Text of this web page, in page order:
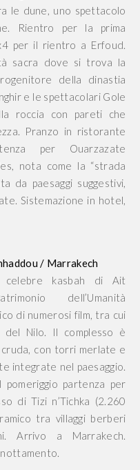
le dune, uno spettacolo
Rientro per la prima
per il rientro a Erfoud.
sacra dove si trova la
della dinastia
e le spettacolari Gole
roccia con pareti che
Pranzo in ristorante
per Ouarzazate
nota come la “strada
da paesaggi suggestivi,
Sistemazione in hotel,
/ Marrakech
celebre kasbah di Ait
dell’Umanità
di numerosi film, tra cui
del Nilo. Il complesso è
con torri merlate e
integrate nel paesaggio.
partenza per
di Tizi n’Tichka (2.260
tra villaggi berberi
Arrivo a Marrakech.